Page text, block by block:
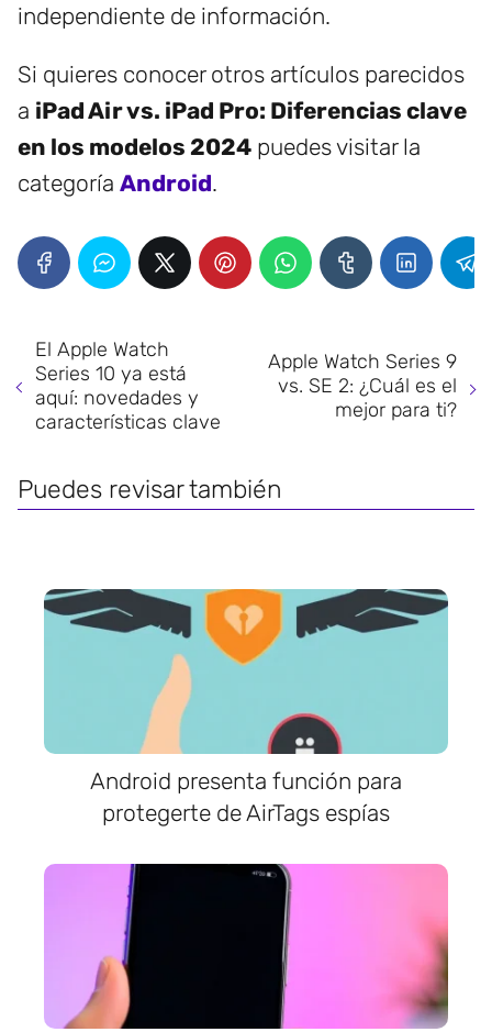
independiente de información.
Si quieres conocer otros artículos parecidos
a iPad Air vs. iPad Pro: Diferencias clave
en los modelos 2024 puedes visitar la
categoría Android.
El Apple Watch
Series 10 ya está
aquí: novedades y
características clave
Apple Watch Series 9
vs. SE 2: ¿Cuál es el
mejor para ti?
Puedes revisar también
Android presenta función para
protegerte de AirTags espías